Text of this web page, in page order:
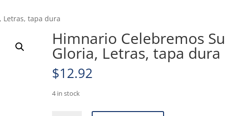
Letras, tapa dura
Himnario Celebremos Su
Gloria, Letras, tapa dura
$12.92
4 in stock